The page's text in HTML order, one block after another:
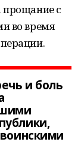
прощание с
во время
и боль